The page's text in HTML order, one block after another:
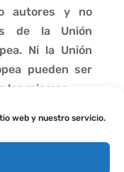
web y nuestro servicio.
autores y no
de la Unión
Ni la Unión
pueden ser
las mismas.